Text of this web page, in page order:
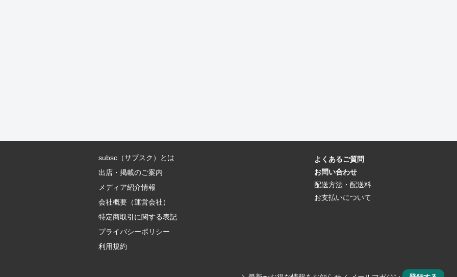
subsc（サブスク）とは
出店・掲載のご案内
メディア紹介情報
会社概要（運営会社）
特定商取引に関する表記
プライバシーポリシー
利用規約
よくあるご質問
お問い合わせ
配送方法・配送料
お支払いについて